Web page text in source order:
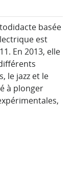
basée
est
En 2013, elle
le jazz et le
à plonger